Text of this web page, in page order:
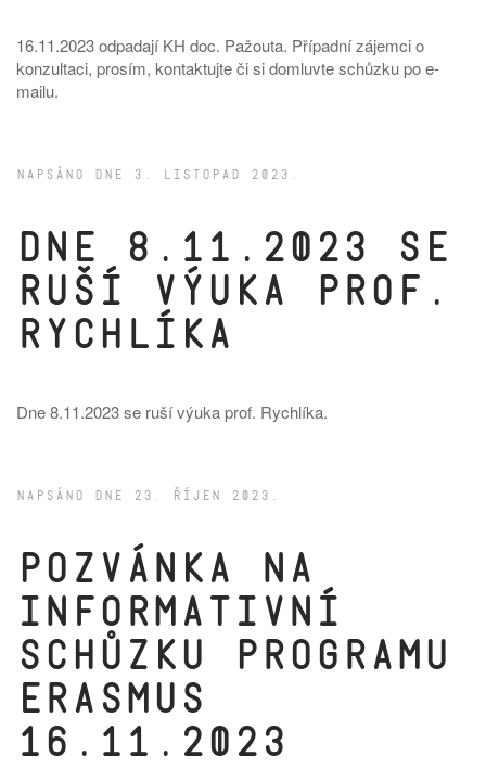
16.11.2023 odpadají KH doc. Pažouta. Případní zájemci o
konzultaci, prosím, kontaktujte či si domluvte schůzku po e-
mailu.
NAPSÁNO DNE 3. LISTOPAD 2023 .
Dne 8.11.2023 se
ruší výuka prof.
Rychlíka
Dne 8.11.2023 se ruší výuka prof. Rychlíka.
NAPSÁNO DNE 23. ŘÍJEN 2023 .
pozvánka na
informativní
schůzku programu
Erasmus
16.11.2023